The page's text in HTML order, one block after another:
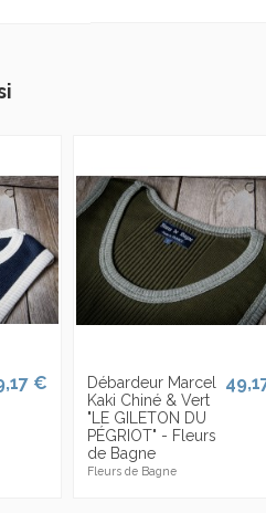
€
Débardeur Marcel
Kaki Chiné & Vert
"LE GILETON DU
PÉGRIOT" - Fleurs
de Bagne
Fleurs de Bagne